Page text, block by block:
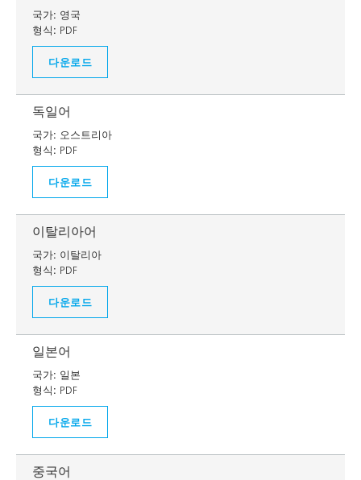
국가: 영국
형식: PDF
다운로드
독일어
국가: 오스트리아
형식: PDF
다운로드
이탈리아어
국가: 이탈리아
형식: PDF
다운로드
일본어
국가: 일본
형식: PDF
다운로드
중국어